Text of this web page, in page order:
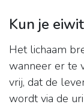
Kun je
Het lichaam
wanneer er te
vrij, dat de
wordt via de